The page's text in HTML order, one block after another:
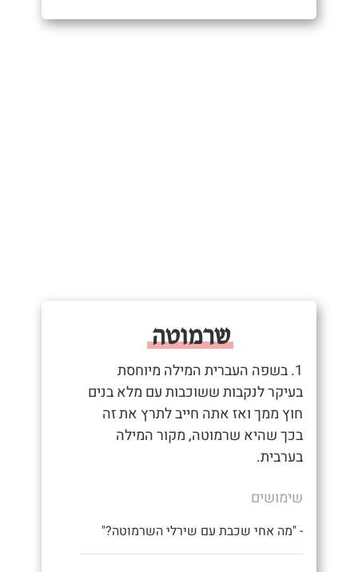
שרמוטה
1. בשפה העברית המילה מיוחסת
בעיקר לנקבות ששוכבות עם מלא בנים
חוץ ממך ואז אתה חייב לתרץ את זה
בכך שהיא שרמוטה, מקור המילה
בערבית.
שימושים
- "מה אחי שכבת עם שירלי השרמוטה?"